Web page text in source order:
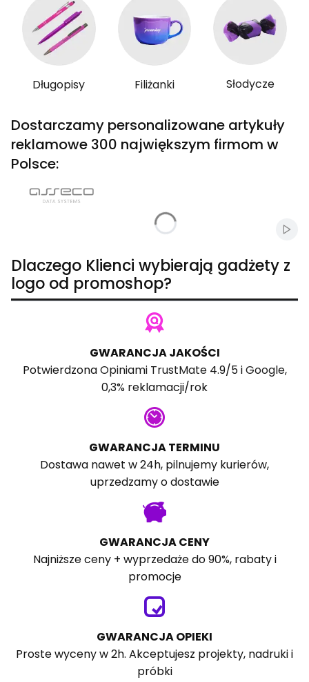
Długopisy Filiżanki Słodycze
Dostarczamy personalizowane artykuły
reklamowe 300 największym firmom w
Polsce:
Dlaczego Klienci wybierają gadżety z
logo od promoshop?
GWARANCJA JAKOŚCI
PotwierdzonaOpiniami TrustMate4.9/5 iGoogle,
0,3% reklamacji/rok
GWARANCJA TERMINU
Dostawa nawet w 24h, pilnujemy kurierów,
uprzedzamy o dostawie
GWARANCJA CENY
Najniższe ceny + wyprzedaże do 90%, rabaty i
promocje
GWARANCJA OPIEKI
Proste wyceny w 2h. Akceptujesz projekty, nadruki i
próbki